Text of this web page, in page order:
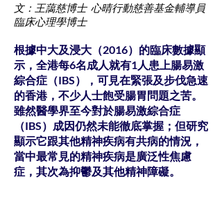
文：王藹慈博士 心晴行動慈善基金輔導員
臨床心理學博士
根據中大及浸大（2016）的臨床數據顯
示，全港每6名成人就有1人患上腸易激
綜合症（IBS），可見在緊張及步伐急速
的香港，不少人士飽受腸胃問題之苦。
雖然醫學界至今對於腸易激綜合症
（IBS）成因仍然未能徹底掌握；但研究
顯示它跟其他精神疾病有共病的情況，
當中最常見的精神疾病是廣泛性焦慮
症，其次為抑鬱及其他精神障礙。